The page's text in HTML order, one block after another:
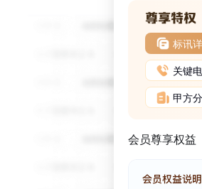
标讯
关键
甲方
会员尊享权益